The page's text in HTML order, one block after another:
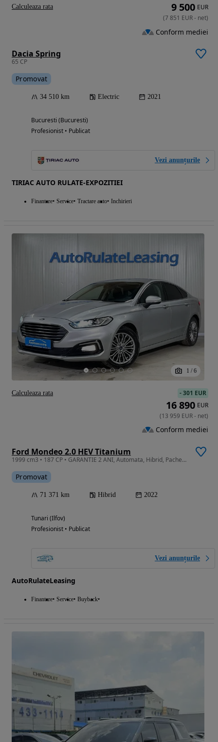
Dacia Spring
65 CP
Promovat
34 510 km Electric 2021
Bucuresti (Bucuresti)
Profesionist • Publicat
Vezi anunțurile
TIRIAC AUTO RULATE-EXPOZITIEI
Finantare Service Tractare auto Inchirieri
9 500 EUR
(7 851 EUR- net)
Conform mediei
Calculeaza rata
1 / 6
Ford Mondeo 2.0 HEV Titanium
1999 cm3 • 187 CP • GARANTIE 2 ANI, Automata, Hibrid, Pachet iarna, Camera, Pilot adaptiv
Promovat
71 371 km Hibrid 2022
Tunari (Ilfov)
Profesionist • Publicat
Vezi anunțurile
AutoRulateLeasing
Finantare Service Buyback
-301 EUR
16 890 EUR
(13 959 EUR- net)
Conform mediei
Calculeaza rata